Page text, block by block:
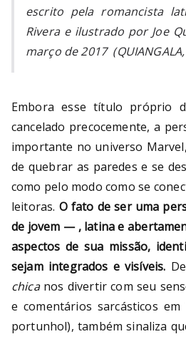
escrito pela romancista
Rivera e ilustrado por Joe
março de 2017
Embora esse título próprio
cancelado precocemente, a
importante no universo
de quebrar as paredes e se
como pelo modo como se
leitoras. O fato de ser uma
de jovem — , latina e
aspectos de sua missão,
sejam integrados e visíveis.
chicanos divertir com seu
e comentários sarcásticos em
portunhol), também sinaliza